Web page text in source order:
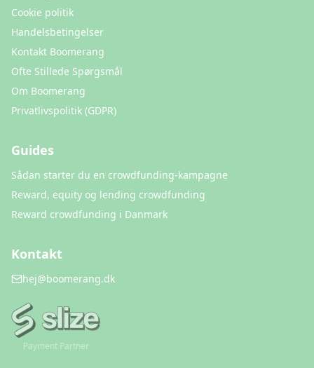
Cookie politik
Handelsbetingelser
Kontakt Boomerang
Ofte Stillede Spørgsmål
Om Boomerang
Privatlivspolitik (GDPR)
Guides
Sådan starter du en crowdfunding-kampagne
Reward, equity og lending crowdfunding
Reward crowdfunding i Danmark
Kontakt
hej@boomerang.dk
Payment Partner